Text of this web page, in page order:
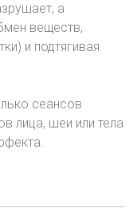
а
веществ,
и подтягивая
сеансов
лица, шеи или тела